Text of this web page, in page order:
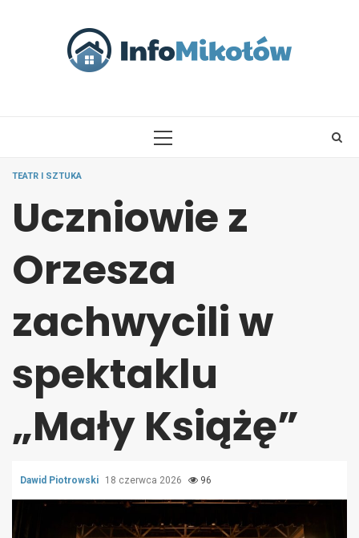
PRIMARY
TEATR I SZTUKA
Uczniowie z
Orzesza
zachwycili w
spektaklu
„Mały Książę”
Dawid Piotrowski 18 czerwca 2026 96